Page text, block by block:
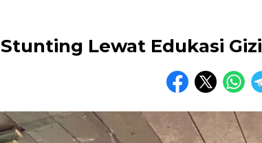
Lewat Edukasi Gizi